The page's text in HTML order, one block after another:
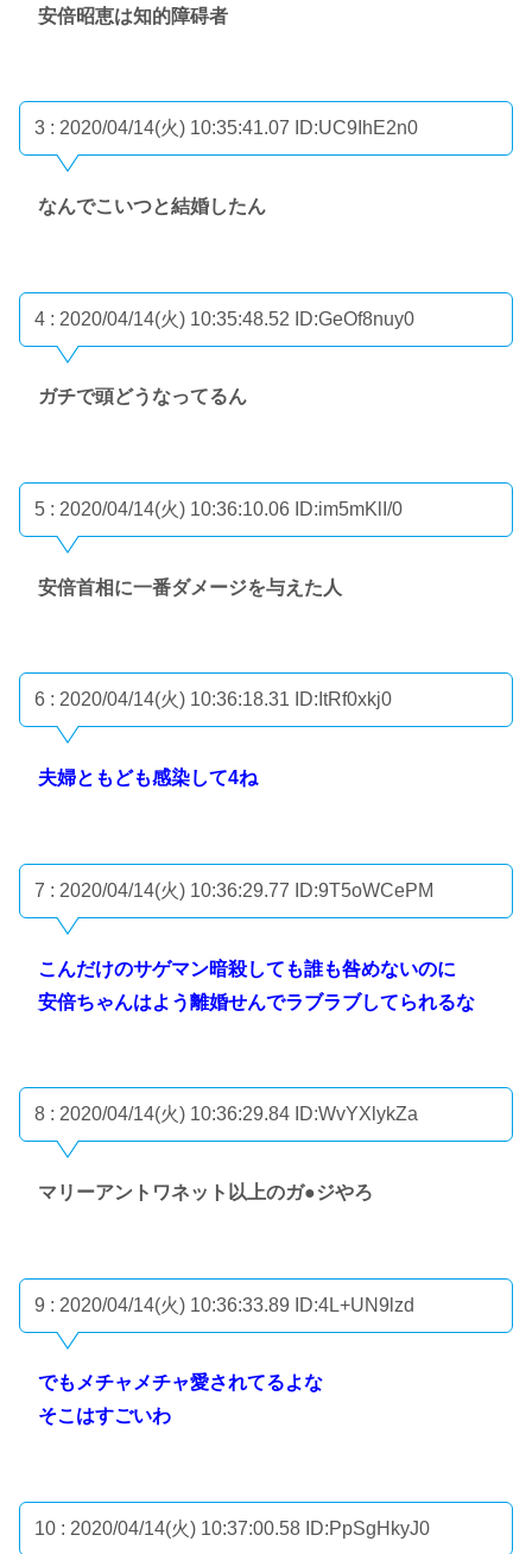
安倍昭恵は知的障碍者
3 : 2020/04/14(火) 10:35:41.07 ID:UC9IhE2n0
なんでこいつと結婚したん
4 : 2020/04/14(火) 10:35:48.52 ID:GeOf8nuy0
ガチで頭どうなってるん
5 : 2020/04/14(火) 10:36:10.06 ID:im5mKlI/0
安倍首相に一番ダメージを与えた人
6 : 2020/04/14(火) 10:36:18.31 ID:ItRf0xkj0
夫婦ともども感染して4ね
7 : 2020/04/14(火) 10:36:29.77 ID:9T5oWCePM
こんだけのサゲマン暗殺しても誰も咎めないのに
安倍ちゃんはよう離婚せんでラブラブしてられるな
8 : 2020/04/14(火) 10:36:29.84 ID:WvYXlykZa
マリーアントワネット以上のガ●ジやろ
9 : 2020/04/14(火) 10:36:33.89 ID:4L+UN9lzd
でもメチャメチャ愛されてるよな
そこはすごいわ
10 : 2020/04/14(火) 10:37:00.58 ID:PpSgHkyJ0